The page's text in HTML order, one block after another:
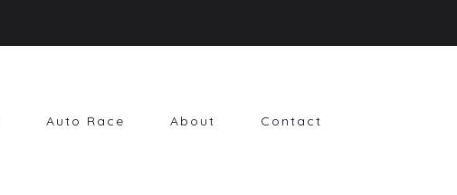
Auto Race About Contact